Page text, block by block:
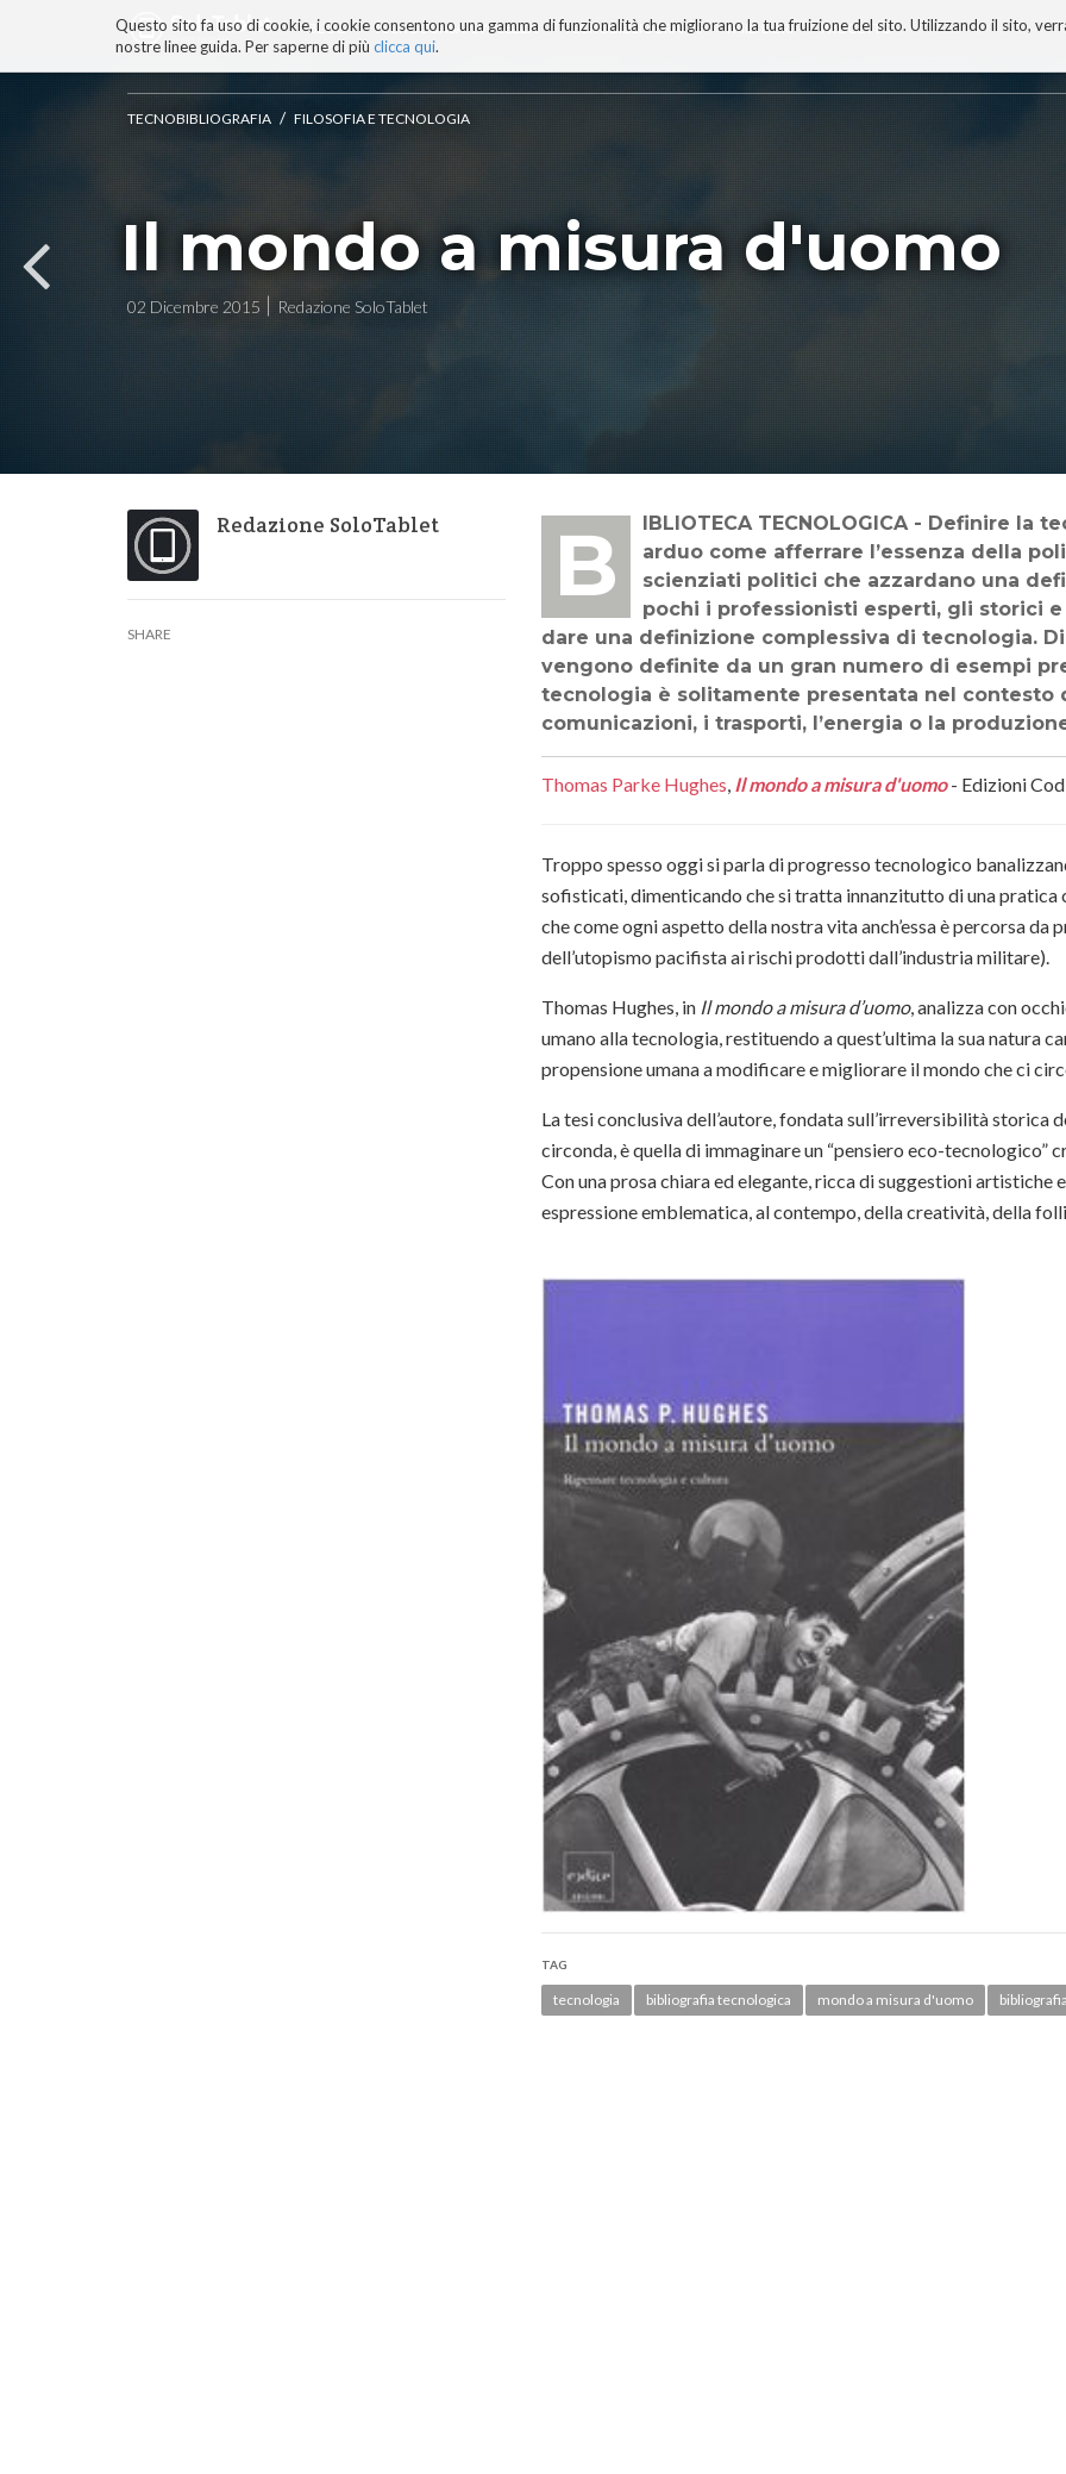
Questo sito fa uso di cookie, i cookie consentono una gamma di funzionalità che migliorano la tua fruizione del sito. Utilizzando il sito,
nostre linee guida. Per saperne di più clicca qui.
BLOG TECNOCONSAPEVOLEZZA TECNOBIBLIOGRAFIA I MIEI LIBRI PROGETTO
ai
contenuti.
TECNOBIBLIOGRAFIA / FILOSOFIA E TECNOLOGIA
Il mondo a misura d'uomo
02 Dicembre 2015 Redazione SoloTablet
Redazione SoloTablet
SHARE
BIBLIOTECA TECNOLOGICA - Definire la tecnologia in tutta la sua complessità è
arduo come afferrare l’essenza della
scienziati politici che azzardano una
pochi i professionisti esperti, gli storici
dare una definizione complessiva di tecnologia.
vengono definite da un gran numero di esempi
tecnologia è solitamente presentata nel contesto
comunicazioni, i trasporti, l’energia o la
Thomas Parke Hughes Il mondo a misura d'uomo- Edizioni
Troppo spesso oggi si parla di progresso tecnologico
sofisticati, dimenticando che si tratta innanzitutto di una pratica
che come ogni aspetto della nostra vita anch’essa è percorsa
dell’utopismo pacifista ai rischi prodotti dall’industria militare).
Thomas Hughes, in Il mondo a misura d’uomo, analizza con
umano alla tecnologia, restituendo a quest’ultima la sua natura
propensione umana a modificare e migliorare il mondo che ci
La tesi conclusiva dell’autore, fondata sull’irreversibilità storica
circonda, è quella di immaginare un “pensiero eco-tecnologico”
Con una prosa chiara ed elegante, ricca di suggestioni
espressione emblematica, al contempo, della creatività, della
TAG
tecnologia bibliografia tecnologica mondo a misura d'uomo bibliografia